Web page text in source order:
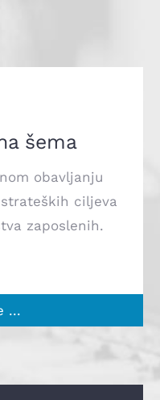
šema
obavljanju
ciljeva
zaposlenih.
...